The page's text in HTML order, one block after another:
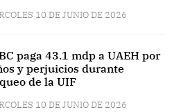
10 DE JUNIO DE 2026
paga 43.1 mdp a UAEH por
y perjuicios durante
de la UIF
10 DE JUNIO DE 2026